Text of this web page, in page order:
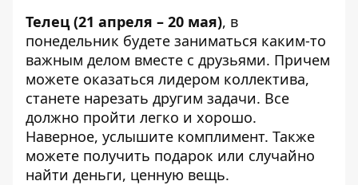
Телец (21 апреля – 20 мая), в
понедельник будете заниматься каким-то
важным делом вместе с друзьями. Причем
можете оказаться лидером коллектива,
станете нарезать другим задачи. Все
должно пройти легко и хорошо.
Наверное, услышите комплимент. Также
можете получить подарок или случайно
найти деньги, ценную вещь.